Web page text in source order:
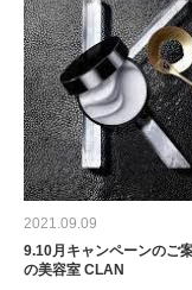
2021.09.09
9.10月キャンペーンのご
の美容室 CLAN